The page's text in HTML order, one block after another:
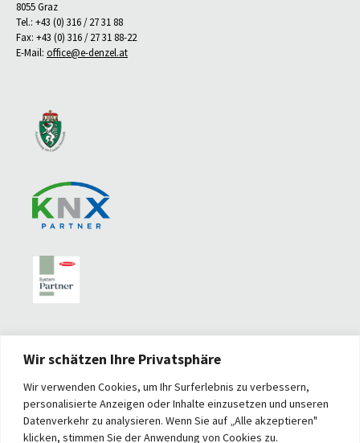
Wir schätzen Ihre Privatsphäre
Wir verwenden Cookies, um Ihr Surferlebnis zu verbessern,
personalisierte Anzeigen oder Inhalte einzusetzen und unseren
Datenverkehr zu analysieren. Wenn Sie auf „Alle akzeptieren"
klicken, stimmen Sie der Anwendung von Cookies zu.
8055 Graz
Tel.: +43 (0) 316 / 27 31 88
Fax: +43 (0) 316 / 27 31 88-22
E-Mail: office@e-denzel.at